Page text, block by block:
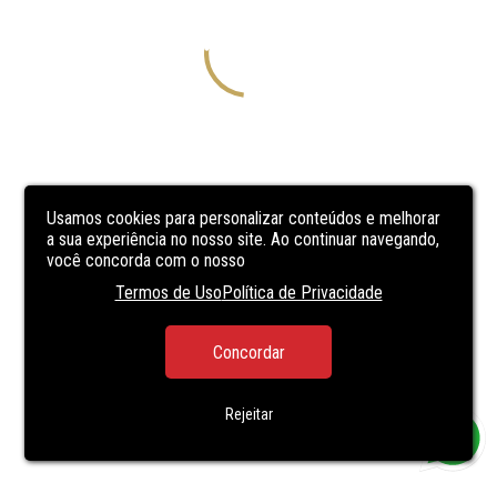
Usamos cookies para personalizar conteúdos e melhorar
a sua experiência no nosso site. Ao continuar navegando,
você concorda com o nosso
Termos de UsoPolítica de Privacidade
Concordar
Rejeitar